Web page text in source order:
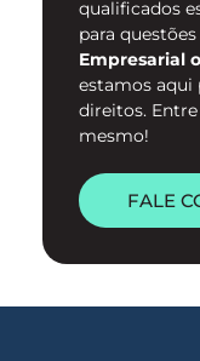
qualificados
para
Empresarial
estamos aqui
direitos.
mesmo!
FALE